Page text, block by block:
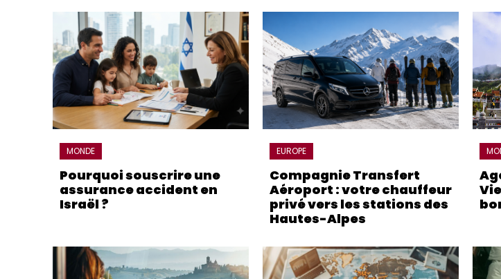
MONDE
Pourquoi souscrire une
assurance accident en
Israël ?
EUROPE
Compagnie Transfert
Aéroport : votre chauffeur
privé vers les stations des
Hautes-Alpes